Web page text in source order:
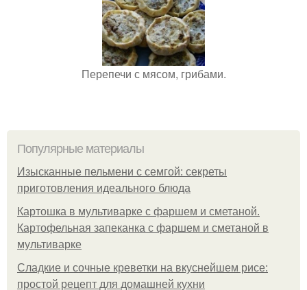
Перепечи с мясом, грибами.
Популярные материалы
Изысканные пельмени с семгой: секреты
приготовления идеального блюда
Картошка в мультиварке с фаршем и сметаной.
Картофельная запеканка с фаршем и сметаной в
мультиварке
Сладкие и сочные креветки на вкуснейшем рисе:
простой рецепт для домашней кухни